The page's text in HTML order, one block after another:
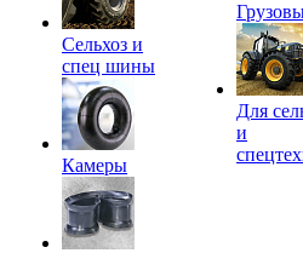
Сельхоз и
спец шины
Камеры
Для
и